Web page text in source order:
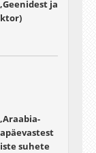
ja
suhete